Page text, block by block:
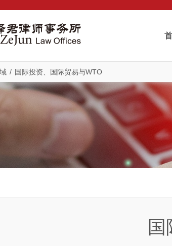
/ 国际投资、国际贸易与WTO